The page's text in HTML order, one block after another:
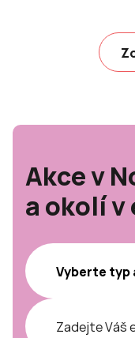
Akce v
a okolí v